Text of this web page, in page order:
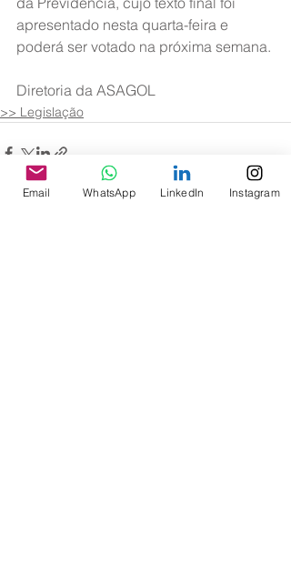
apresentado nesta quarta-feira e
poderá ser votado na próxima semana.
Diretoria da ASAGOL
>> Legislação
Email WhatsApp LinkedIn Instagram